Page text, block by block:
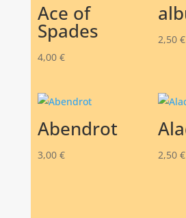
Ace of
Spades
4,00 €
2,50 €
Abendrot
3,00 € 2,50 €